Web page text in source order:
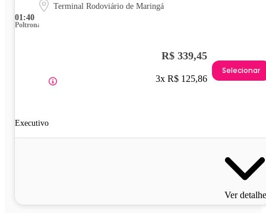
01:40
Terminal Rodoviário de Maringá
Poltrona
Executivo
R$ 339,45
3x R$ 125,86
Selecionar
Ver